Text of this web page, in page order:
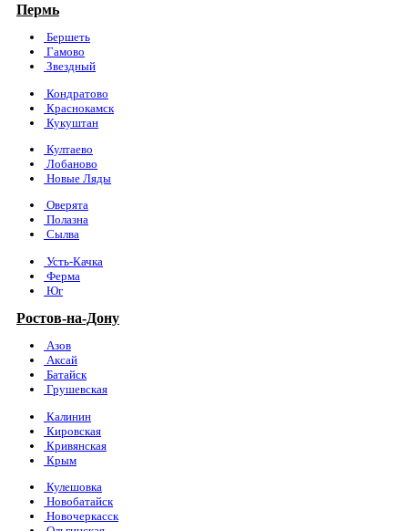
Пермь
Бершеть
Гамово
Звездный
Кондратово
Краснокамск
Кукуштан
Култаево
Лобаново
Новые Ляды
Оверята
Полазна
Сылва
Усть-Качка
Ферма
Юг
Ростов-на-Дону
Азов
Аксай
Батайск
Грушевская
Калинин
Кировская
Кривянская
Крым
Кулешовка
Новобатайск
Новочеркасск